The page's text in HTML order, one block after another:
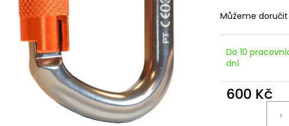
Můžeme doručit
Do 10
dní
600 Kč